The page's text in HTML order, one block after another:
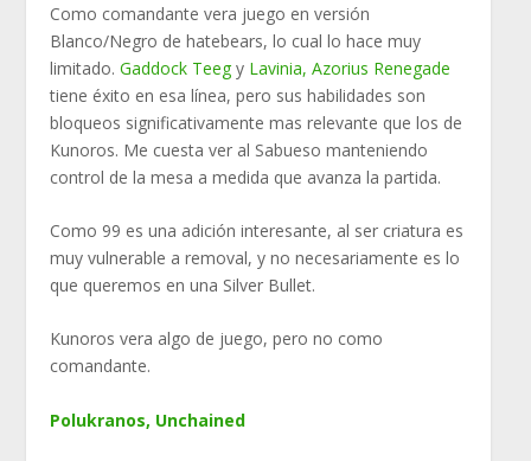
Como comandante vera juego en versión
Blanco/Negro de hatebears, lo cual lo hace muy
limitado.Gaddock Teeg y Lavinia, Azorius Renegade
tiene éxito en esa línea, pero sus habilidades son
bloqueos significativamente mas relevante que los de
Kunoros. Me cuesta ver al Sabueso manteniendo
control de la mesa a medida que avanza la partida.
Como 99 es una adición interesante, al ser criatura es
muy vulnerable a removal, y no necesariamente es lo
que queremos en una Silver Bullet.
Kunoros vera algo de juego, pero no como
comandante.
Polukranos, Unchained